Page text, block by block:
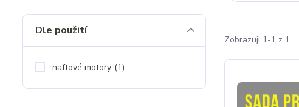
Zobrazuji 1-1 z 1
Dle použití
naftové motory (1)